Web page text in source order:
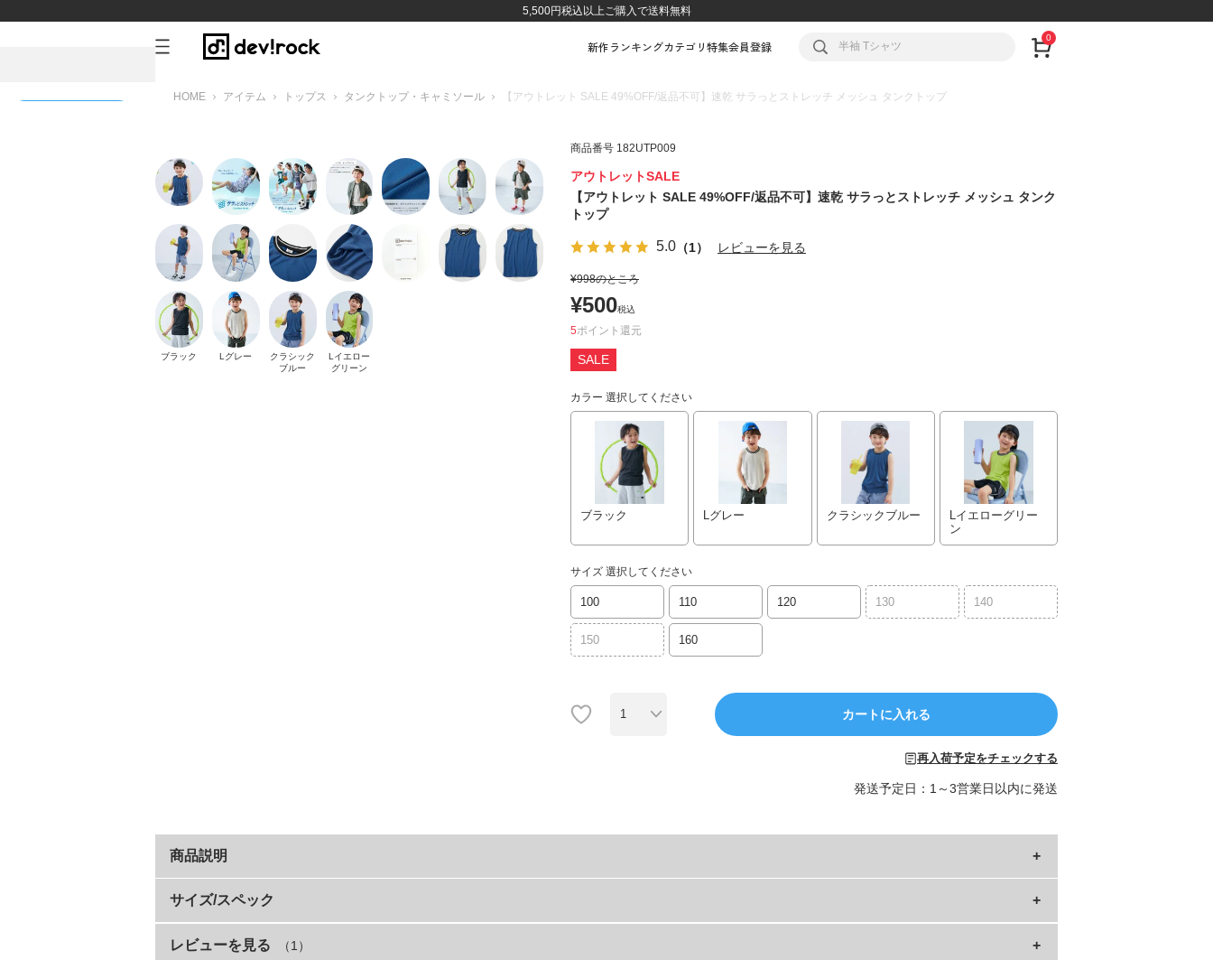
5,500円税込以上ご購入で送料無料
新作ランキングカテゴリ特集会員登録
0
HOME アイテム トップス タンクトップ・キャミソール 【アウトレット SALE 49%OFF/返品不可】速乾 サラっとストレッチ メッシュ タンクトップ
ブラック Lグレー
クラシック
ブルー
Lイエロー
グリーン
商品番号 182UTP009
アウトレットSALE
【アウトレット SALE 49%OFF/返品不可】速乾 サラっとストレッチ メッシュ タンク
トップ
5.0 （1） レビューを見る
¥998のところ
¥500税込
5ポイント
SALE
カラー 選択してください
ブラック Lグレー クラシックブルー
Lイエローグリー
ン
サイズ 選択してください
100 110 120 130 140
150 160
カートに入れる
再入荷予定をチェックする
発送予定日：1～3営業日以内に発送
商品説明
首元のラインがポイントのタンクトップ。
サイズ/スペック
サイズ
レビューを見る （1）